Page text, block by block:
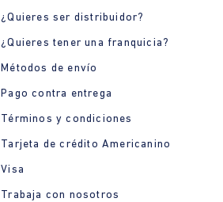
¿Quieres ser distribuidor?
¿Quieres tener una franquicia?
Métodos de envío
Pago contra entrega
Términos y condiciones
Tarjeta de crédito Americanino
Visa
Trabaja con nosotros